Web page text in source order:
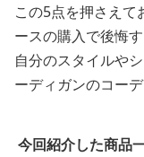
この5点を押さえて
ースの購入で後悔
自分のスタイルや
ーディガンのコー
今回紹介した商品